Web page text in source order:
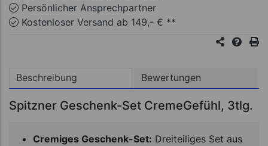
Persönlicher Ansprechpartner
Kostenloser Versand ab 149,- € **
Beschreibung Bewertungen
Spitzner Geschenk-Set CremeGefühl, 3tlg.
Cremiges Geschenk-Set: Dreiteiliges Set aus